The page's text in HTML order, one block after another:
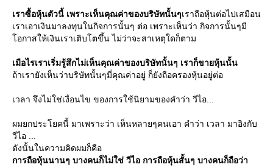
เราซื้อหุ้นตัวนี้ เพราะเห็นคุณค่าของบริษัทนั้นๆเราถือหุ้นต่อไปเสมือน
เราเอาเงินมาลงทุนในกิจการนั้นๆ ต่อ เพราะเห็นว่า กิจการนั้นๆมี
อกาสให้เงินเราเติบโตขึ้น ไม่ว่าจะสาเหตุใดก็ตาม
เมือไรเราเริ่มรู้สึกไม่เห็นคุณค่าของบริษัทนั้นๆ เราก็ขายหุ้นนั้น
ถ้าเรายังเห็นว่าบริษัทนั้นๆมี่คุณค่าอยู่ ก็ยังถือครองหุ้นอยู่ต่อ
เวลา จึงไม่ใช่เงื่อนไข ของการใช้นิยามของคำว่า วีไอ...
ผมยกประโยคนี้ มาเพราะว่า เห็นหลายๆคนเอา คำว่า เวลา มาอิงกับ
วีไอ ...
ดังนั้นในความคิดผมก็คือ
การถือหุ้นนานๆ บางคนก็ไม่ใช่ วีไอ การถือหุ้นสั้นๆ บางคนก็ถือว่า